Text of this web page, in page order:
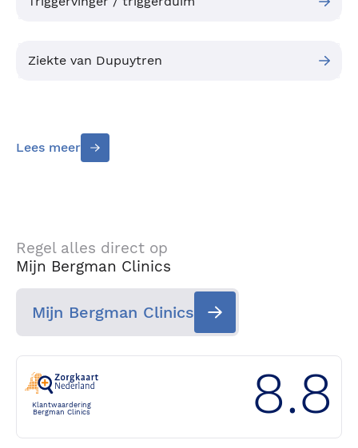
Ziekte van Dupuytren
Lees meer
Regel alles direct op
Mijn Bergman Clinics
Mijn Bergman Clinics
Klantwaardering
Bergman Clinics
8.8